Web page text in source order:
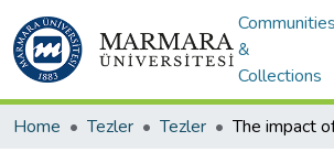
Communities
&
Collections
Home Tezler Tezler